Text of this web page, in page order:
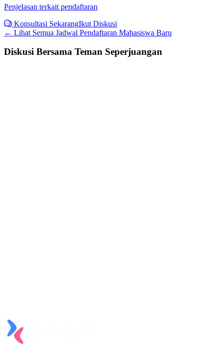
Penjelasan terkait pendaftaran
Konsultasi SekarangIkut Diskusi
← Lihat Semua Jadwal Pendaftaran Mahasiswa Baru
Diskusi Bersama Teman Seperjuangan